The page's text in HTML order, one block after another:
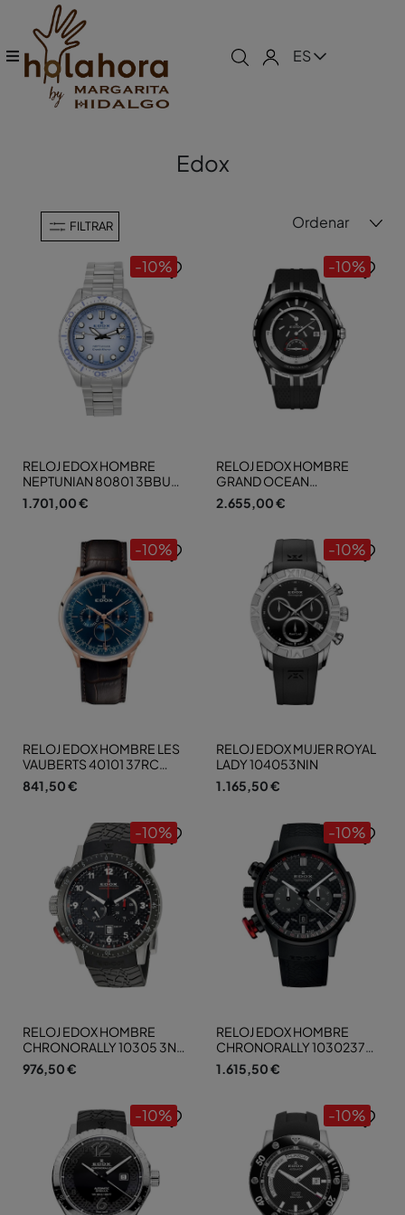
ES
Edox
FILTRAR Ordenar
-10%
RELOJ EDOX HOMBRE
NEPTUNIAN 80801 3BBUM
BUCDN
1.701,00 €
-10%
RELOJ EDOX HOMBRE
GRAND OCEAN
77002357NNIN
2.655,00 €
-10%
RELOJ EDOX HOMBRE LES
VAUBERTS 40101 37RC
BUIR
841,50 €
-10%
RELOJ EDOX MUJER ROYAL
LADY 104053NIN
1.165,50 €
-10%
RELOJ EDOX HOMBRE
CHRONORALLY 10305 3NR
NR
976,50 €
-10%
RELOJ EDOX HOMBRE
CHRONORALLY 1030237
NNIN
1.615,50 €
-10% -10%